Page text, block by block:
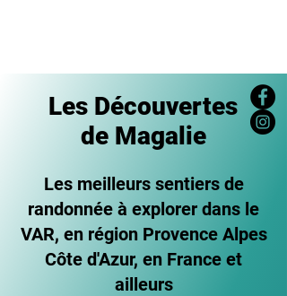
Les Découvertes
de Magalie
Les meilleurs sentiers de
randonnée à explorer dans le
VAR, en région Provence Alpes
Côte d'Azur, en France et
ailleurs